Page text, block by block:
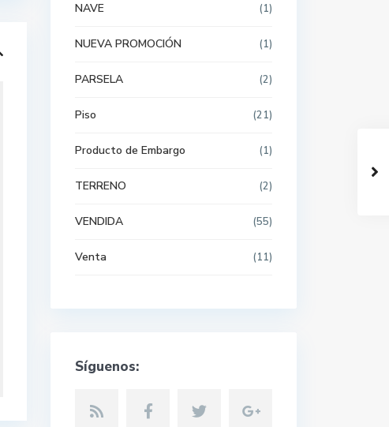
NAVE (1)
NUEVA PROMOCIÓN (1)
PARSELA (2)
Piso (21)
Producto de Embargo (1)
TERRENO (2)
VENDIDA (55)
Venta (11)
Síguenos: